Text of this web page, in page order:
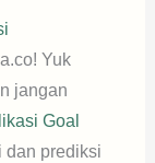
Yuk
jangan
Goal
dan prediksi